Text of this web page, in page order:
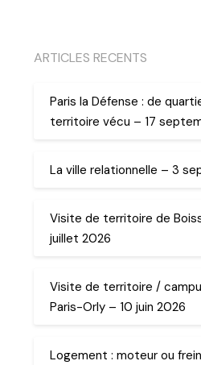
ARTICLES RECENTS
Paris la Défense : de
territoire vécu – 17
La ville relationnelle – 3
Visite de territoire de
juillet 2026
Visite de territoire /
Paris-Orly – 10 juin 2026
Logement : moteur ou